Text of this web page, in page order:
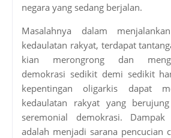
negara yang sedang berjalan.
Masalahnya dalam
kedaulatan rakyat, terdapat
kian merongrong dan
demokrasi sedikit demi sedikit
kepentingan oligarkis dapat
kedaulatan rakyat yang
seremonial demokrasi.
adalah menjadi sarana pencucian